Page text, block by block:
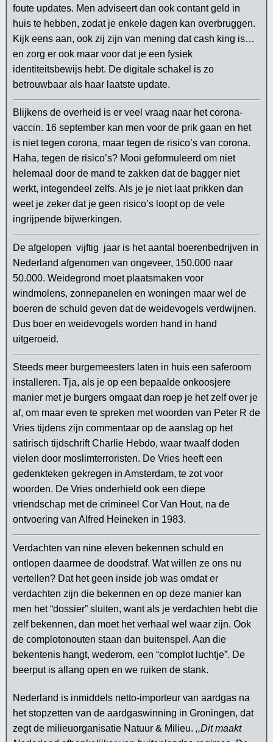
foute updates. Men adviseert dan ook contant geld in
huis te hebben, zodat je enkele dagen kan overbruggen.
Kijk eens aan, ook zij zijn van mening dat cash king is…
en zorg er ook maar voor dat je een fysiek
identiteitsbewijs hebt. De digitale schakel is zo
betrouwbaar als haar laatste update.
Blijkens de overheid is er veel vraag naar het corona-
vaccin. 16 september kan men voor de prik gaan en het
is niet tegen corona, maar tegen de risico’s van corona.
Haha, tegen de risico’s? Mooi geformuleerd om niet
helemaal door de mand te zakken dat de bagger niet
werkt, integendeel zelfs. Als je je niet laat prikken dan
weet je zeker dat je geen risico’s loopt op de vele
ingrijpende bijwerkingen.
De afgelopen vijftig jaar is het aantal boerenbedrijven in
Nederland afgenomen van ongeveer, 150.000 naar
50.000. Weidegrond moet plaatsmaken voor
windmolens, zonnepanelen en woningen maar wel de
boeren de schuld geven dat de weidevogels verdwijnen.
Dus boer en weidevogels worden hand in hand
uitgeroeid.
Steeds meer burgemeesters laten in huis een saferoom
installeren. Tja, als je op een bepaalde onkoosjere
manier met je burgers omgaat dan roep je het zelf over je
af, om maar even te spreken met woorden van Peter R de
Vries tijdens zijn commentaar op de aanslag op het
satirisch tijdschrift Charlie Hebdo, waar twaalf doden
vielen door moslimterroristen. De Vries heeft een
gedenkteken gekregen in Amsterdam, te zot voor
woorden. De Vries onderhield ook een diepe
vriendschap met de crimineel Cor Van Hout, na de
ontvoering van Alfred Heineken in 1983.
Verdachten van nine eleven bekennen schuld en
ontlopen daarmee de doodstraf. Wat willen ze ons nu
vertellen? Dat het geen inside job was omdat er
verdachten zijn die bekennen en op deze manier kan
men het “dossier” sluiten, want als je verdachten hebt die
zelf bekennen, dan moet het verhaal wel waar zijn. Ook
de complotonouten staan dan buitenspel. Aan die
bekentenis hangt, wederom, een “complot luchtje”. De
beerput is allang open en we ruiken de stank.
Nederland is inmiddels netto-importeur van aardgas na
het stopzetten van de aardgaswinning in Groningen, dat
zegt de milieuorganisatie Natuur & Milieu. ,,Dit maakt